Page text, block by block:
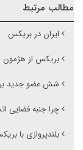
مطالب مرتبط
ایران در بریکس
بریکس از هژمون
شش عضو جدید
چرا جنبه فضایی
بلندپروازی با